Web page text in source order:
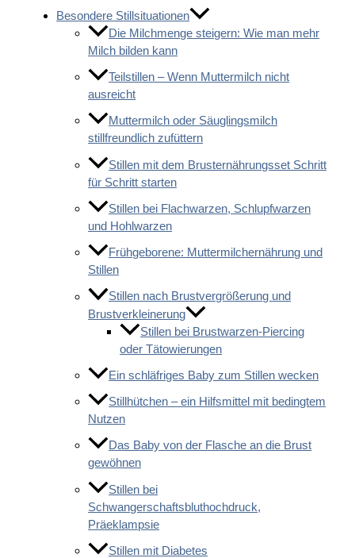
Besondere Stillsituationen
Die Milchmenge steigern: Wie man mehr
Milch bilden kann
Teilstillen – Wenn Muttermilch nicht
ausreicht
Muttermilch oder Säuglingsmilch
stillfreundlich zufüttern
Stillen mit dem Brusternährungsset Schritt
für Schritt starten
Stillen bei Flachwarzen, Schlupfwarzen
und Hohlwarzen
Frühgeborene: Muttermilchernährung und
Stillen
Stillen nach Brustvergrößerung und
Brustverkleinerung
Stillen bei Brustwarzen-Piercing
oder Tätowierungen
Ein schläfriges Baby zum Stillen wecken
Stillhütchen – ein Hilfsmittel mit bedingtem
Nutzen
Das Baby von der Flasche an die Brust
gewöhnen
Stillen bei
Schwangerschaftsbluthochdruck,
Präeklampsie
Stillen mit Diabetes